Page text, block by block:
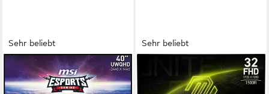
Sehr beliebt
MAG401QR Gaming-LED-
Sehr beliebt
MAG 32C6X Curved-Gaming-